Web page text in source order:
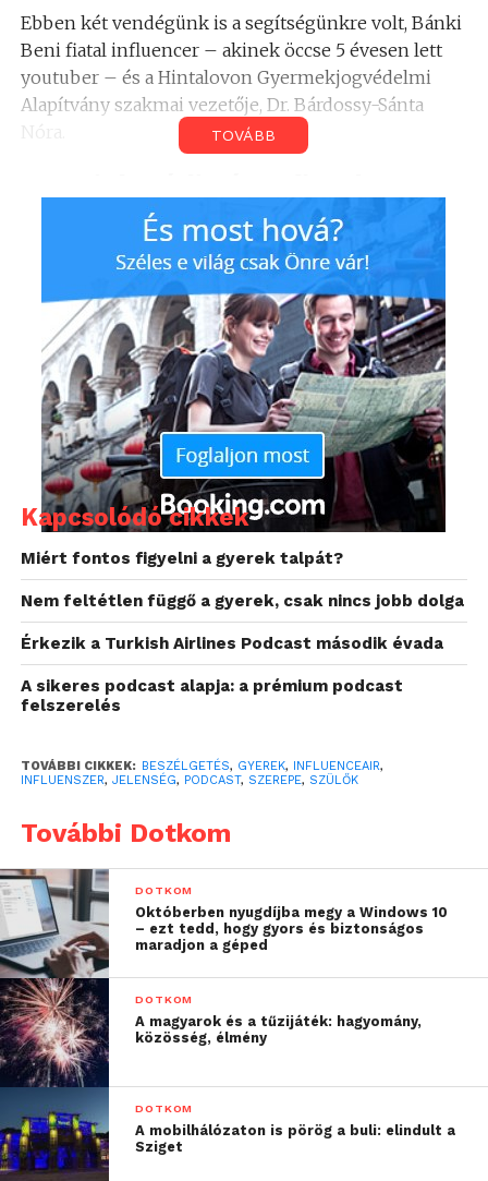
Ebben két vendégünk is a segítségünkre volt, Bánki
Beni fiatal influencer – akinek öccse 5 évesen lett
youtuber – és a Hintalovon Gyermekjogvédelmi
Alapítvány szakmai vezetője, Dr. Bárdossy-Sánta
generáció kapcsolata
A mai gyerekeket nem véletlenül nevezzük digitális
bennszülötteknek, hiszen születésüktől kezdve
jelen vannak az életükben a digitális technológiák –
számítógép, internet, videójáték, okostelefon… stb.
„Mivel számukra ezek
természetesek, a
szülőkről fognak példát
venni, hogy ők mennyire
függnek ezektől a
digitális eszközöktől,
hogyan vannak jelen a
közösségi médiában,
miket posztolnak és ez
– emelte ki Dr. Bárdossy-Sánta Nóra, aki röviden
összefoglalta, mit érdemes szem előtt tartania a
szülőknek, ha a gyermeküket is szeretnék
megmutatni a különböző social média
platformokon:
Gondoljuk végig, az adott poszt/
tartalom a gyerekről vagy rólunk szól?
Abban az esetben, ha inkább mi, vagy
egy tevékenység van a fókuszban,
mindenképp szükséges-e, hogy a
gyermekünk is látszódjon a képen?
Amennyiben úgy érezzük, az
identitásunk részét képezi az, hogy
TOVÁBB
Kapcsolódó cikkek
Miért fontos figyelni a gyerek talpát?
Nem feltétlen függő a gyerek, csak nincs jobb dolga
Érkezik a Turkish Airlines Podcast második évada
A sikeres podcast alapja: a prémium podcast
felszerelés
TOVÁBBI CIKKEK: BESZÉLGETÉS, GYEREK, INFLUENCEAIR,
INFLUENSZER, JELENSÉG, PODCAST, SZEREPE, SZÜLŐK
További Dotkom
DOTKOM
Októberben nyugdíjba megy a Windows 10
– ezt tedd, hogy gyors és biztonságos
maradjon a géped
DOTKOM
A magyarok és a tűzijáték: hagyomány,
közösség, élmény
DOTKOM
A mobilhálózaton is pörög a buli: elindult a
Sziget